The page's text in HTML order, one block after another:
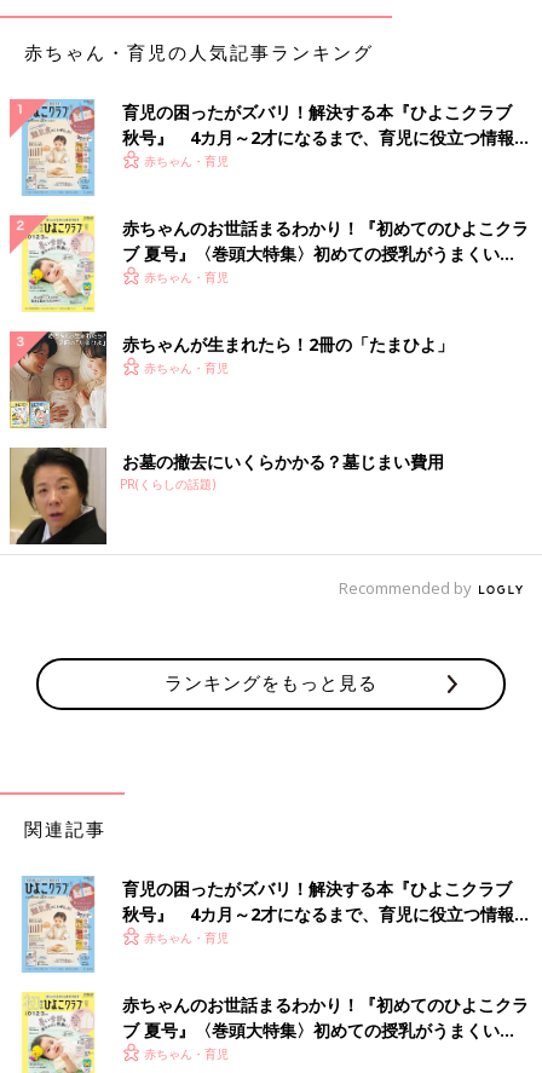
ズ柄がとってもおしゃれですよね♪ 取り入れるだけでコーデを華
やかに彩り、存在感も抜群！この投稿のようにTシャツと合わせ
たカジュアルスタイルはもちろん、レースブラウスやフリルトッ
チューリップのサガラ刺しゅうが子どもらしい♪ シ
ョート丈の半袖Tシャツ
こちらは2141_satoさんが購入した、インフルエンサー「ikiko」
さんとのコラボTシャツ。チューリップのお花部分は立体的なサ
ガラ刺しゅうとなっており、高クオリティなアイテムです♪ どん
なボトムスとも合わせやすいデザインですが、ショート丈なの
で、ロングスカートやフレアパンツなどとも相性バッチリ◎
サンリオファン必見！ハローキティ×目を引く赤色
赤ちゃん・育児の人気記事ランキング
育児の困ったがズバリ！解決する本『ひよこクラブ
秋号』 4カ月～2才になるまで、育児に役立つ情報が
いっぱい！
赤ちゃん・育児
赤ちゃんのお世話まるわかり！『初めてのひよこクラ
ブ 夏号』〈巻頭大特集〉初めての授乳がうまくい
く！ おっぱい・ミルクの基本と夏のトラブル 解決テ
赤ちゃん・育児
赤ちゃんが生まれたら！2冊の「たまひよ」
赤ちゃん・育児
お墓の撤去にいくらかかる？墓じまい費用
PR(くらしの話題)
Recommended by
ランキングをもっと見る
関連記事
育児の困ったがズバリ！解決する本『ひよこクラブ
秋号』 4カ月～2才になるまで、育児に役立つ情報が
いっぱい！
赤ちゃん・育児
赤ちゃんのお世話まるわかり！『初めてのひよこクラ
ブ 夏号』〈巻頭大特集〉初めての授乳がうまくい
く！ おっぱい・ミルクの基本と夏のトラブル 解決テ
赤ちゃん・育児